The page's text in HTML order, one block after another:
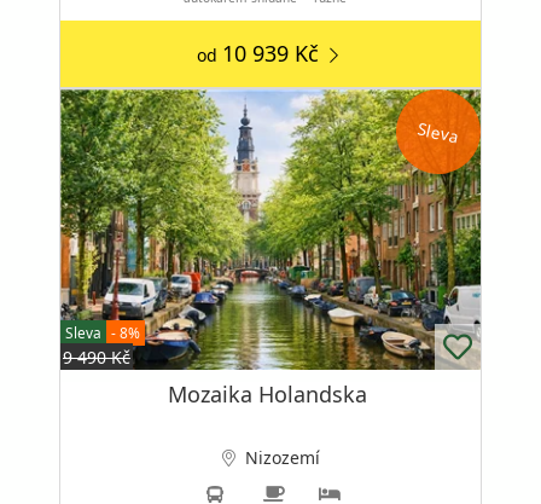
od 10 939 Kč
Sleva
Sleva - 8%
9 490 Kč
Mozaika Holandska
Nizozemí